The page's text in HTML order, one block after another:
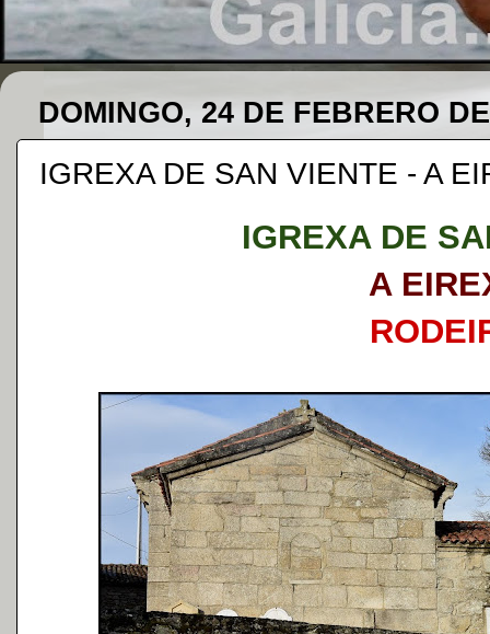
DOMINGO, 24 DE FEBRERO
IGREXA DE SAN VIENTE - A
IGREXA DE
A